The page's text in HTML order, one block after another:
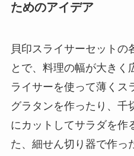
ためのアイデア
貝印スライサーセットの
とで、料理の幅が大きく
ライサーを使って薄くス
グラタンを作ったり、千
にカットしてサラダを作
た、細せん切り器で作っ